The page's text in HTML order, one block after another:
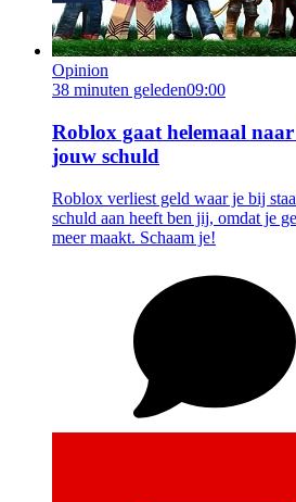
Opinion
38 minuten geleden09:00
Roblox gaat helemaal
jouw schuld
Roblox verliest geld waar je bij
schuld aan heeft ben jij, omdat je
meer maakt. Schaam je!